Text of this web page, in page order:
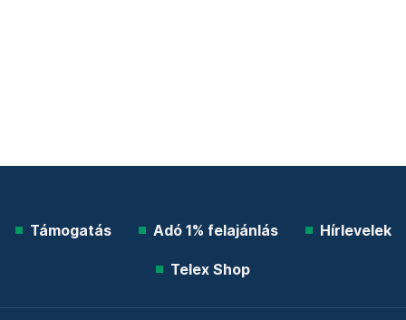
Támogatás Adó 1% felajánlás Hírlevelek
Telex Shop